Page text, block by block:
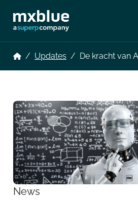
/ Updates / De kracht van
News